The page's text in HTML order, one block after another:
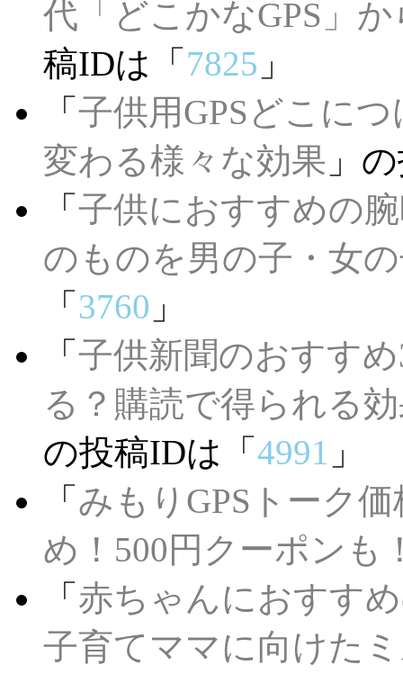
代「どこかなGPS」
稿IDは「 7825 」
「 子供用GPSどこに
変わる様々な効果 」
「 子供におすすめの
のものを男の子・女
「 3760 」
「 子供新聞のおすす
る？購読で得られる
の投稿IDは「 4991 」
「 みもりGPSトーク
め！500円クーポンも
「 赤ちゃんにおすす
子育てママに向けた